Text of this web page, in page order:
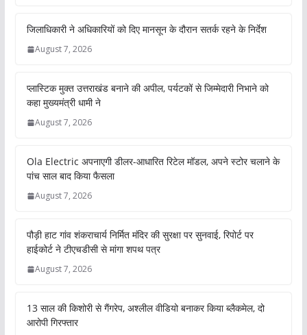
जिलाधिकारी ने अधिकारियों को दिए मानसून के दौरान सतर्क रहने के निर्देश
August 7, 2026
प्लास्टिक मुक्त उत्तराखंड बनाने की अपील, पर्यटकों से जिम्मेदारी निभाने को
कहा मुख्यमंत्री धामी ने
August 7, 2026
Ola Electric अपनाएगी डीलर-आधारित रिटेल मॉडल, अपने स्टोर चलाने के
पांच साल बाद किया फैसला
August 7, 2026
पौड़ी हाट गांव शंकराचार्य निर्मित मंदिर की सुरक्षा पर सुनवाई, रिपोर्ट पर
हाईकोर्ट ने टीएचडीसी से मांगा शपथ पत्र
August 7, 2026
13 साल की किशोरी से गैंगरेप, अश्लील वीडियो बनाकर किया ब्लैकमेल, दो
आरोपी गिरफ्तार